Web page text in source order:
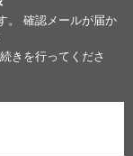
。 確認メールが届か
きを行ってくださ